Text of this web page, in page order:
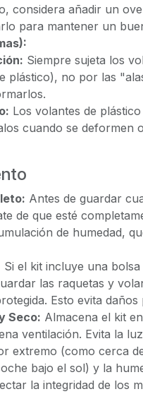
considera añadir un
para mantener un
Siempre sujeta los
plástico), no por las
Los volantes de
cuando se deformen
Antes de guardar
de que esté
de humedad,
Si el kit incluye una
las raquetas y
Esto evita
Seco: Almacena el kit
ventilación. Evita la
extremo (como cerca
bajo el sol) y la
la integridad de los